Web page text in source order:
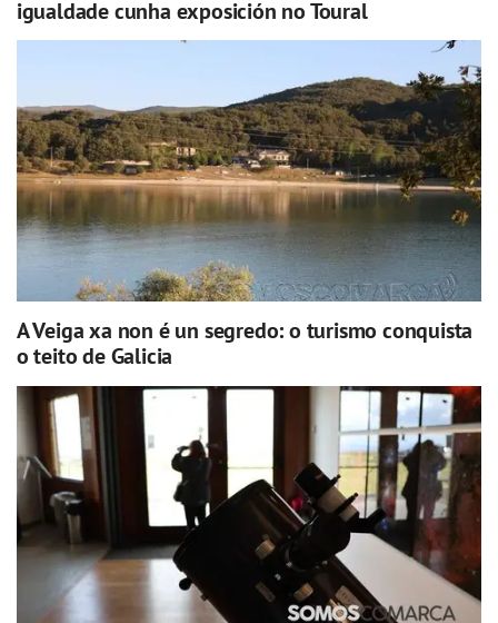
igualdade cunha exposición no Toural
A Veiga xa non é un segredo: o turismo conquista
o teito de Galicia